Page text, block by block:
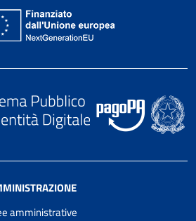
amministrative